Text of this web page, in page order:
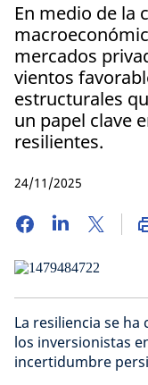
En medio de la
mercados
vientos
estructurales
un papel clave
resilientes.
24/11/2025
La resiliencia se
los inversionistas
incertidumbre